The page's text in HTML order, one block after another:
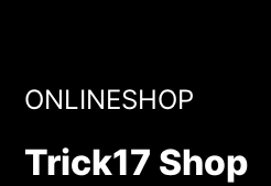
ONLINESHOP
Trick17 Shop